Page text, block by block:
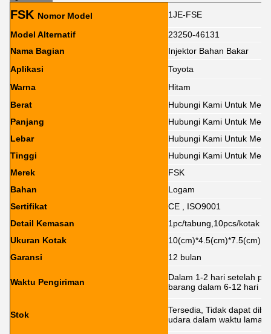
FSK Nomor Model 1JE-FSE
Model Alternatif
23250-46131
Nama Bagian
Injektor Bahan Bakar
Aplikasi
Toyota
Warna
Hitam
Berat
Hubungi Kami Untuk
Panjang
Hubungi Kami Untuk
Lebar
Hubungi Kami Untuk
Tinggi
Hubungi Kami Untuk
Merek
FSK
Bahan
Logam
Sertifikat
CE , ISO9001
Detail Kemasan
1pc/tabung,10pcs/kotak
Ukuran Kotak
10(cm)*4.5(cm)*7.5(cm)
Garansi
12 bulan
Waktu Pengiriman
Dalam 1-2 hari setelah
barang dalam 6-12 hari
Stok
Tersedia, Tidak dapat
udara dalam waktu lama